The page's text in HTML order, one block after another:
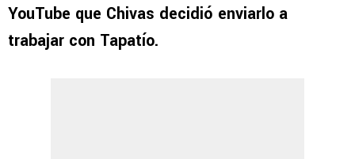
YouTube que Chivas decidió enviarlo a
trabajar con Tapatío.